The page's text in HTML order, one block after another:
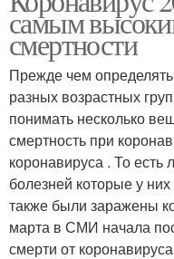
самым
смертности
Прежде чем
разных возрастных
понимать несколько
смертность при
коронавируса . То есть
болезней которые у
также были заражены
марта в СМИ начала
смерти от